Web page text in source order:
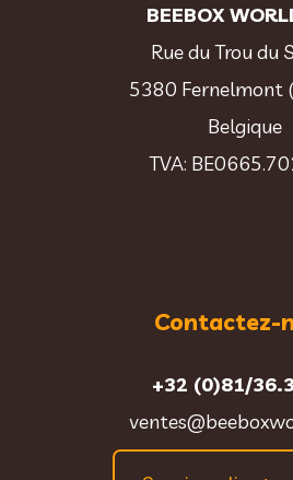
BEEBOX
Rue du Trou du
5380 Fernelmont
Belgique
TVA:
Contactez-
+32 (0)81/